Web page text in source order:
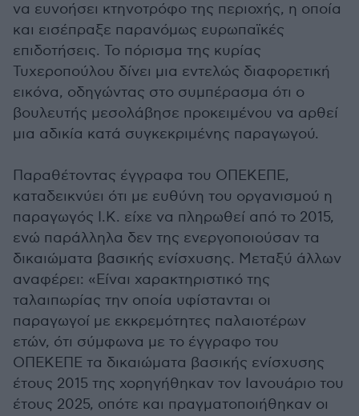
να ευνοήσει κτηνοτρόφο της περιοχής, η οποία
και εισέπραξε παρανόμως ευρωπαϊκές
επιδοτήσεις. Το πόρισμα της κυρίας
Τυχεροπούλου δίνει μια εντελώς διαφορετική
εικόνα, οδηγώντας στο συμπέρασμα ότι ο
βουλευτής μεσολάβησε προκειμένου να αρθεί
μια αδικία κατά συγκεκριμένης παραγωγού.
Παραθέτοντας έγγραφα του ΟΠΕΚΕΠΕ,
καταδεικνύει ότι με ευθύνη του οργανισμού η
παραγωγός Ι.Κ. είχε να πληρωθεί από το 2015,
ενώ παράλληλα δεν της ενεργοποιούσαν τα
δικαιώματα βασικής ενίσχυσης. Μεταξύ άλλων
αναφέρει: «Είναι χαρακτηριστικό της
ταλαιπωρίας την οποία υφίστανται οι
παραγωγοί με εκκρεμότητες παλαιοτέρων
ετών, ότι σύμφωνα με το έγγραφο του
ΟΠΕΚΕΠΕ τα δικαιώματα βασικής ενίσχυσης
έτους 2015 της χορηγήθηκαν τον Ιανουάριο του
έτους 2025, οπότε και πραγματοποιήθηκαν οι